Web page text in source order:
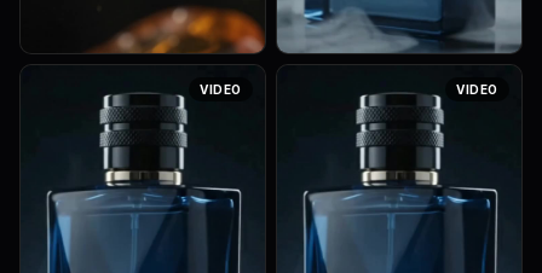
Cinematic macro sequence
of fresh bergamot, cracked
black pepper, lavender
blossoms, cedar wood, and
Extreme macro close-up of a
luxury glass perfume bottle
being filled with deep blue
fragrance from the bottom.
VIDEO VIDEO